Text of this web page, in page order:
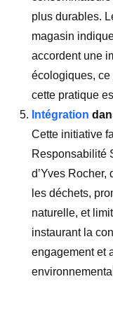
plus durables.
magasin
accordent une
écologiques, ce
cette pratique
Intégration
Cette initiative
Responsabilité
d’Yves
les déchets,
naturelle, et
instaurant la
engagement et